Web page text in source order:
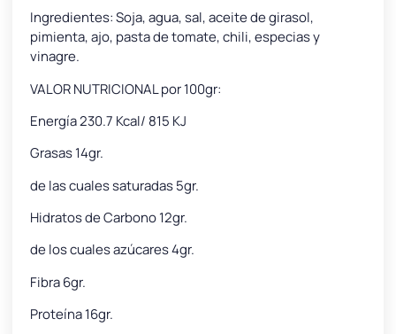
Ingredientes: Soja, agua, sal, aceite de girasol,
pimienta, ajo, pasta de tomate, chili, especias y
vinagre.
VALOR NUTRICIONAL por 100gr:
Energía 230.7 Kcal/ 815 KJ
Grasas 14gr.
de las cuales saturadas 5gr.
Hidratos de Carbono 12gr.
de los cuales azúcares 4gr.
Fibra 6gr.
Proteína 16gr.